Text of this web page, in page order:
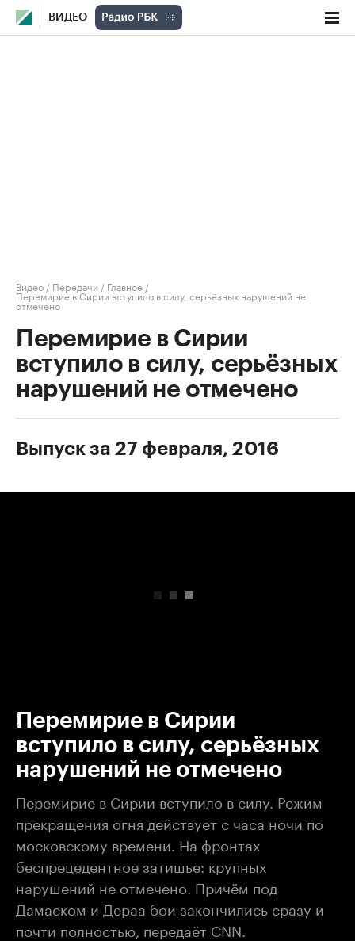
ВИДЕО
Видео / Передачи / Главное /
Перемирие в Сирии вступило в силу, серьёзных нарушений не
отмечено
Перемирие в Сирии
вступило в силу, серьёзных
нарушений не отмечено
Выпуск за 27 февраля, 2016
Перемирие в Сирии
вступило в силу, серьёзных
нарушений не отмечено
Перемирие в Сирии вступило в силу. Режим
прекращения огня действует с часа ночи по
московскому времени. На фронтах
беспрецедентное затишье: крупных
нарушений не отмечено. Причём под
Дамаском и Дераа бои закончились сразу и
почти полностью, передаёт CNN.